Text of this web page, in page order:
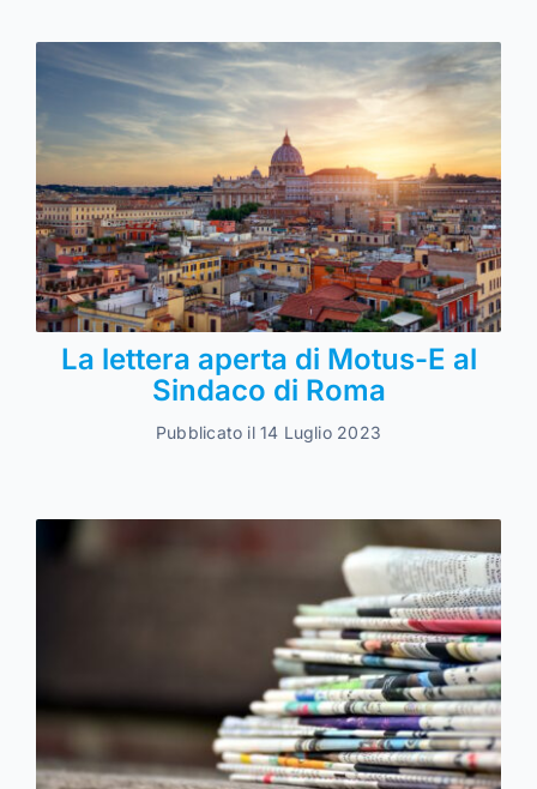
La lettera aperta di Motus-E al
Sindaco di Roma
Pubblicato il 14 Luglio 2023